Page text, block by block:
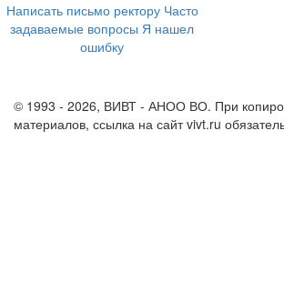
Написать письмо ректору Часто
задаваемые вопросы Я нашел
ошибку
© 1993 - 2026, ВИВТ - АНОО ВО. При
материалов, ссылка на сайт vivt.ru